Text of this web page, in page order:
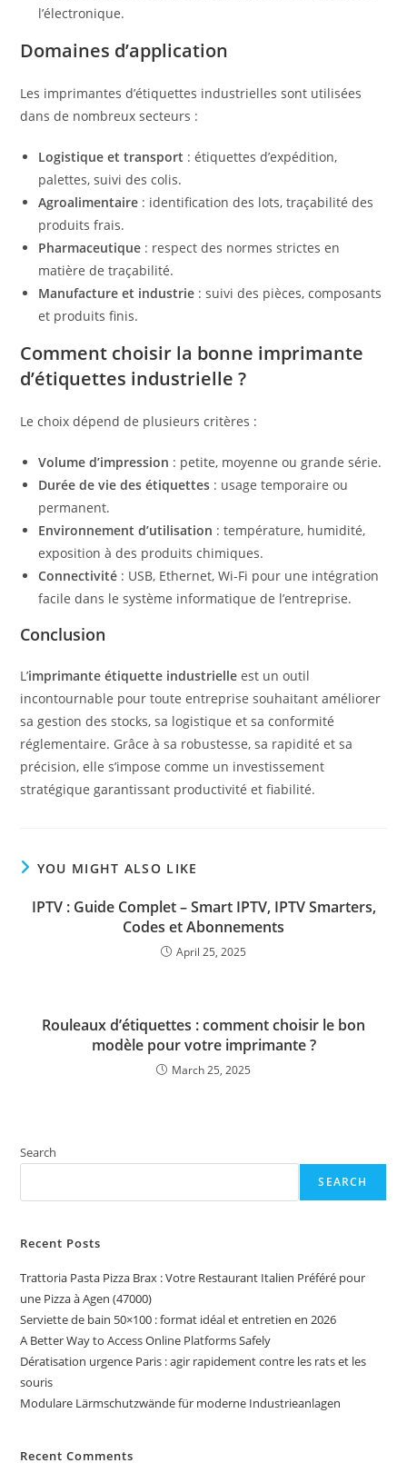
l’électronique.
Domaines d’application
Les imprimantes d’étiquettes industrielles sont utilisées
dans de nombreux secteurs :
Logistique et transport : étiquettes d’expédition,
palettes, suivi des colis.
Agroalimentaire : identification des lots, traçabilité des
produits frais.
Pharmaceutique : respect des normes strictes en
matière de traçabilité.
Manufacture et industrie : suivi des pièces, composants
et produits finis.
Comment choisir la bonne imprimante
d’étiquettes industrielle ?
Le choix dépend de plusieurs critères :
Volume d’impression : petite, moyenne ou grande série.
Durée de vie des étiquettes : usage temporaire ou
permanent.
Environnement d’utilisation : température, humidité,
exposition à des produits chimiques.
Connectivité : USB, Ethernet, Wi-Fi pour une intégration
facile dans le système informatique de l’entreprise.
Conclusion
L’imprimante étiquette industrielle est un outil
incontournable pour toute entreprise souhaitant améliorer
sa gestion des stocks, sa logistique et sa conformité
réglementaire. Grâce à sa robustesse, sa rapidité et sa
précision, elle s’impose comme un investissement
stratégique garantissant productivité et fiabilité.
YOU MIGHT ALSO LIKE
IPTV : Guide Complet – Smart IPTV, IPTV Smarters,
Codes et Abonnements
April 25, 2025
Rouleaux d’étiquettes : comment choisir le bon
modèle pour votre imprimante ?
March 25, 2025
Search
SEARCH
Recent Posts
Trattoria Pasta Pizza Brax : Votre Restaurant Italien Préféré pour
une Pizza à Agen (47000)
Serviette de bain 50×100 : format idéal et entretien en 2026
A Better Way to Access Online Platforms Safely
Dératisation urgence Paris : agir rapidement contre les rats et les
souris
Modulare Lärmschutzwände für moderne Industrieanlagen
Recent Comments